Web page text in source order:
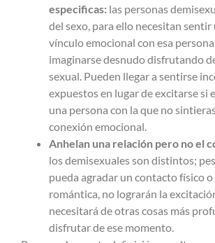
especificas: las personas
del sexo, para ello necesitan
vínculo emocional con esa
imaginarse desnudo disfrutando
sexual. Pueden llegar a sentirse
expuestos en lugar de excitarse si
una persona con la que no
conexión emocional.
Anhelan una relación pero no el
los demisexuales son distintos;
pueda agradar un contacto físico
romántica, no lograrán la
necesitará de otras cosas más
disfrutar de ese momento.